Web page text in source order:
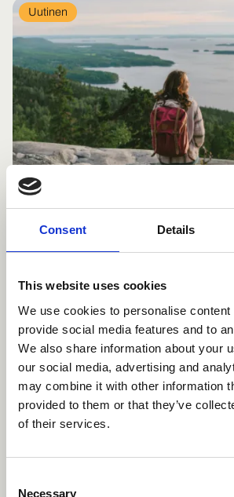
Consent Details
This website uses cookies
We use cookies to personalise content
provide social media features and to
We also share information about your
our social media, advertising and
may combine it with other information
provided to them or that they’ve
of their services.
Necessary
Posted on
15.11.2023
In
Uutinen
tukena
In
category
Yleinen